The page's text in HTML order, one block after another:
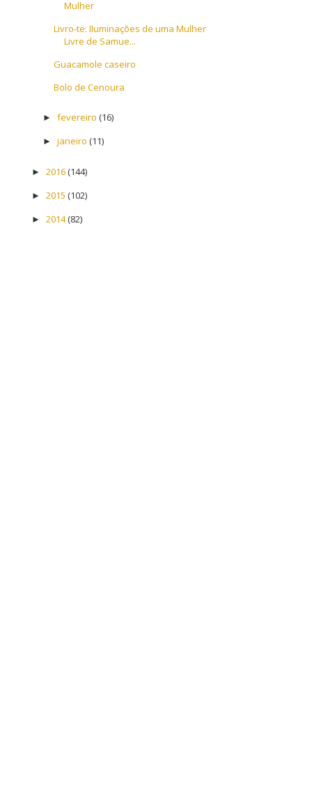
Mulher
Livro-te: Iluminações de uma Mulher
Livre de Samue...
Guacamole caseiro
Bolo de Cenoura
► fevereiro (16)
► janeiro (11)
► 2016(144)
► 2015 (102)
► 2014(82)